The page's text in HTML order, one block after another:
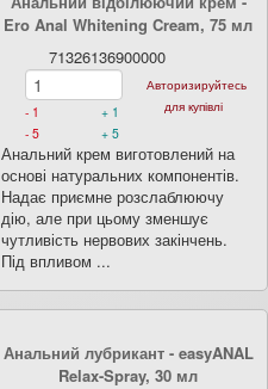
Ero Anal Whitening Cream, 75 мл
71326136900000
+ 1
- 1
- 5
+ 5
Авторизируйтесь
для купівлі
Анальний крем виготовлений на
основі натуральних компонентів.
Надає приємне розслаблюючу
дію, але при цьому зменшує
чутливість нервових закінчень.
Під впливом ...
Анальний лубрикант - easyANAL
Relax-Spray, 30 мл